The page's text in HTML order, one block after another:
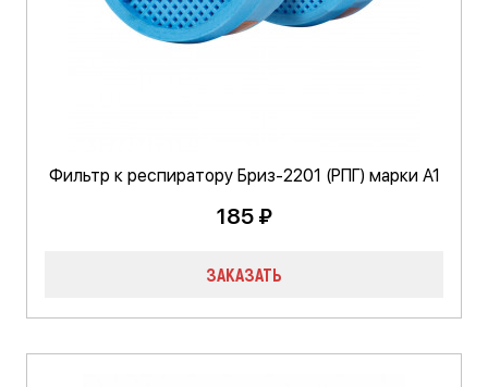
Фильтр к респиратору Бриз-2201 (РПГ) марки А1
185 ₽
ЗАКАЗАТЬ